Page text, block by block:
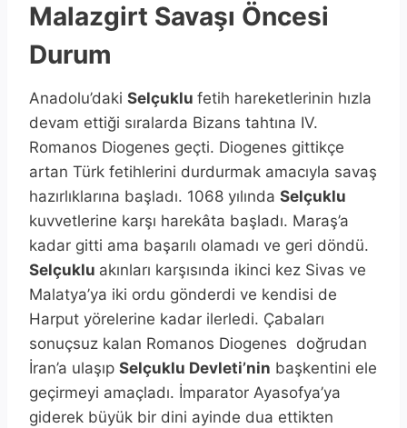
Malazgirt Savaşı Öncesi
Durum
Anadolu’daki Selçuklu fetih hareketlerinin hızla
devam ettiği sıralarda Bizans tahtına IV.
Romanos Diogenes geçti. Diogenes gittikçe
artan Türk fetihlerini durdurmak amacıyla savaş
hazırlıklarına başladı. 1068 yılında Selçuklu
kuvvetlerine karşı harekâta başladı. Maraş’a
kadar gitti ama başarılı olamadı ve geri döndü.
Selçuklu akınları karşısında ikinci kez Sivas ve
Malatya’ya iki ordu gönderdi ve kendisi de
Harput yörelerine kadar ilerledi. Çabaları
sonuçsuz kalan Romanos Diogenes doğrudan
İran’a ulaşıp Selçuklu Devleti’nin başkentini ele
geçirmeyi amaçladı. İmparator Ayasofya’ya
giderek büyük bir dini ayinde dua ettikten